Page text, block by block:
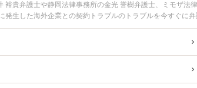
貴弁護士や静岡法律事務所の金光 誉樹弁護士、ミモザ法
生した海外企業との契約トラブルのトラブルを今すぐに弁
無料で海外企業との契約トラブルを法律相談できる静岡市